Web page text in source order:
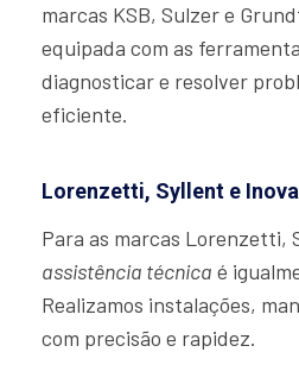
marcas KSB, Sulzer e
equipada com as
diagnosticar e resolver
eficiente.
Lorenzetti, Syllent e Inova
Para as marcas Lorenzetti,
assistência técnica é
Realizamos instalações,
com precisão e rapidez.